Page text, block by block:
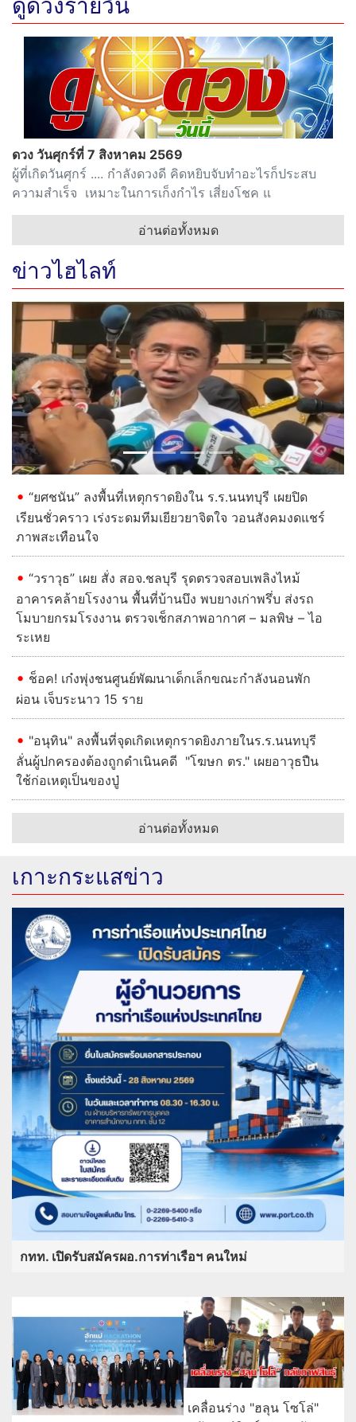
ดูดวงรายวัน
ดวง วันศุกร์ที่ 7 สิงหาคม 2569
ผู้ที่เกิดวันศุกร์ .... กำลังดวงดี คิดหยิบจับทำอะไรก็ประสบ
ความสำเร็จ เหมาะในการเก็งกำไร เสี่ยงโชค แ
อ่านต่อทั้งหมด
ข่าวไฮไลท์
Previous
Next
“ยศชนัน” ลงพื้นที่เหตุกราดยิงใน ร.ร.นนทบุรี เผยปิด
เรียนชั่วคราว เร่งระดมทีมเยียวยาจิตใจ วอนสังคมงดแชร์
ภาพสะเทือนใจ
“วราวุธ” เผย สั่ง สอจ.ชลบุรี รุดตรวจสอบเพลิงไหม้
อาคารคล้ายโรงงาน พื้นที่บ้านบึง พบยางเก่าพรึ่บ ส่งรถ
โมบายกรมโรงงาน ตรวจเช็กสภาพอากาศ – มลพิษ – ไอ
ระเหย
ช็อค! เก๋งพุ่งชนศูนย์พัฒนาเด็กเล็กขณะกำลังนอนพัก
ผ่อน เจ็บระนาว 15 ราย
"อนุทิน" ลงพื้นที่จุดเกิดเหตุกราดยิงภายในร.ร.นนทบุรี
ลั่นผู้ปกครองต้องถูกดําเนินคดี "โฆษก ตร." เผยอาวุธปืน
ใช้ก่อเหตุเป็นของปู่
อ่านต่อทั้งหมด
เกาะกระแสข่าว
กทท. เปิดรับสมัครผอ.การท่าเรือฯ คนใหม่
แม่ Hackathon” ทีม Jernae จุฬาฯ
คว้าแชมป์ ใช้ AI ติดตามทรัพย์สิน
สูญหาย
เคลื่อนร่าง "ฮลุน โซโล่"
กลับกาฬสินธุ์ แฟนคลับมอบ